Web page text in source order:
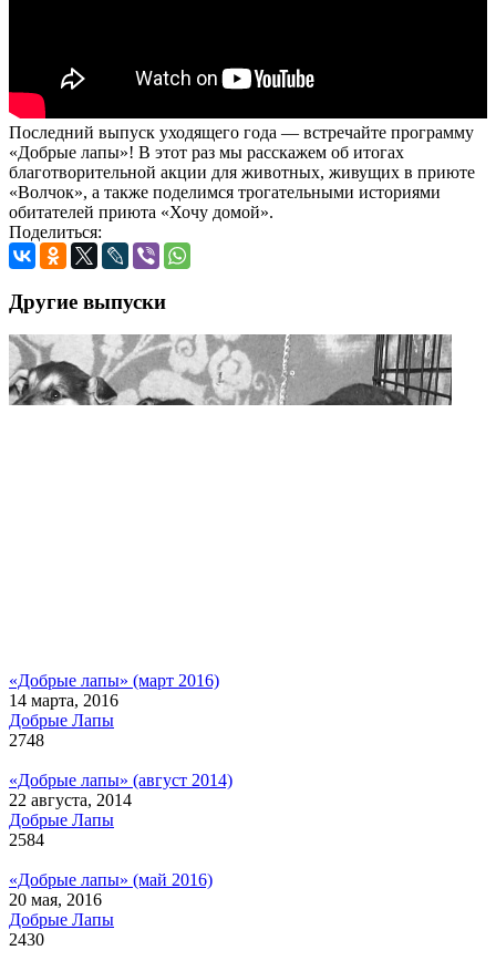
Последний выпуск уходящего года — встречайте программу
«Добрые лапы»! В этот раз мы расскажем об итогах
благотворительной акции для животных, живущих в приюте
«Волчок», а также поделимся трогательными историями
обитателей приюта «Хочу домой».
Поделиться:
Другие выпуски
«Добрые лапы» (март 2016)
14 марта, 2016
Добрые Лапы
2748
«Добрые лапы» (август 2014)
22 августа, 2014
Добрые Лапы
2584
«Добрые лапы» (май 2016)
20 мая, 2016
Добрые Лапы
2430